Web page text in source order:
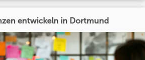
entwickeln in Dortmund